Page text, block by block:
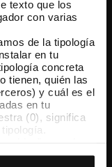
texto que los
con varias
de la tipología
en tu
concreta
tienen, quién las
y cuál es el
en tu
(0), significa
tu navegador.